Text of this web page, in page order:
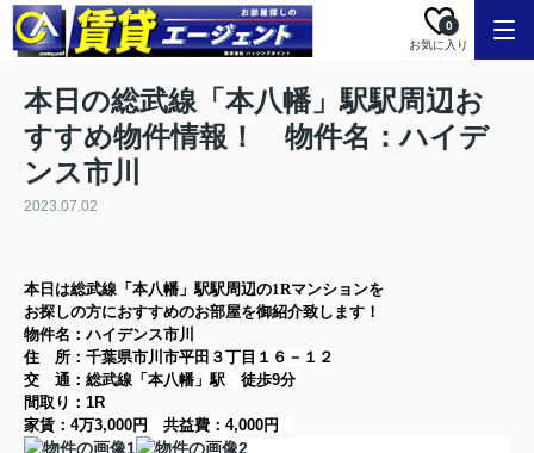
お気に入り
0
本日の総武線「本八幡」駅駅周辺お
すすめ物件情報！ 物件名：ハイデ
ンス市川
2023.07.02
本日は総武線「本八幡」駅駅周辺の1Rマンションを
お探しの方におすすめのお部屋を御紹介致します！
物件名：ハイデンス市川
住 所： 千葉県市川市平田３丁目１６－１２
交 通：総武線「本八幡」駅 徒歩9分
間取り： 1R
家賃： 4万3,000円 共益費： 4,000円